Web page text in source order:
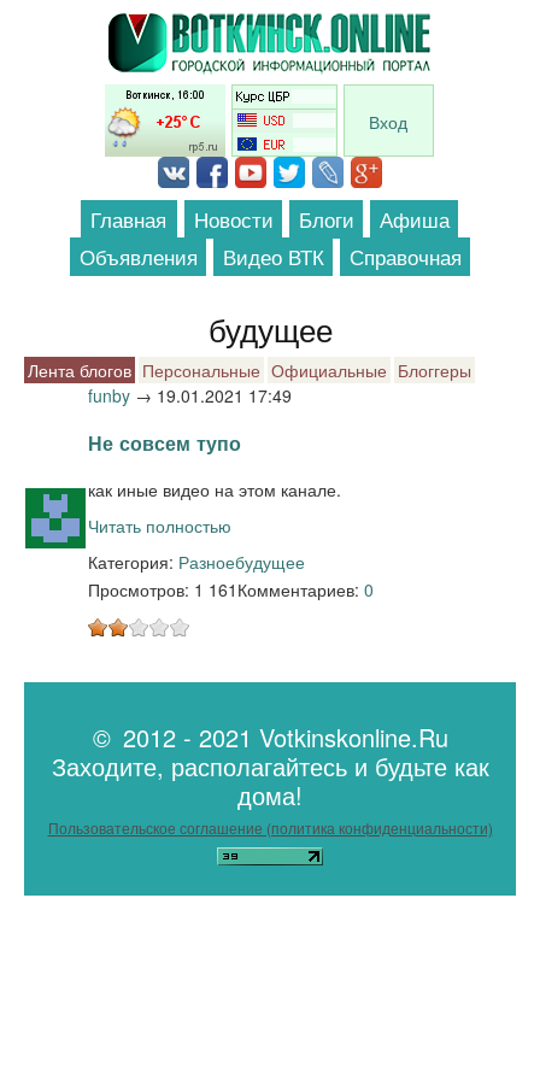
Перейти к основному содержанию
Вход
Главная Новости Блоги
Афиша
Объявления
Видео ВТК Справочная
будущее
Лента блогов Персональные Официальные Блоггеры
funby → 19.01.2021 17:49
Не совсем тупо
как иные видео на этом канале.
Читать полностью
Категория: Разноебудущее
Просмотров: 1 161 Комментариев: 0
© 2012 - 2021 Votkinskonline.Ru
Заходите, располагайтесь и будьте как
дома!
Пользовательское соглашение (политика конфиденциальности)